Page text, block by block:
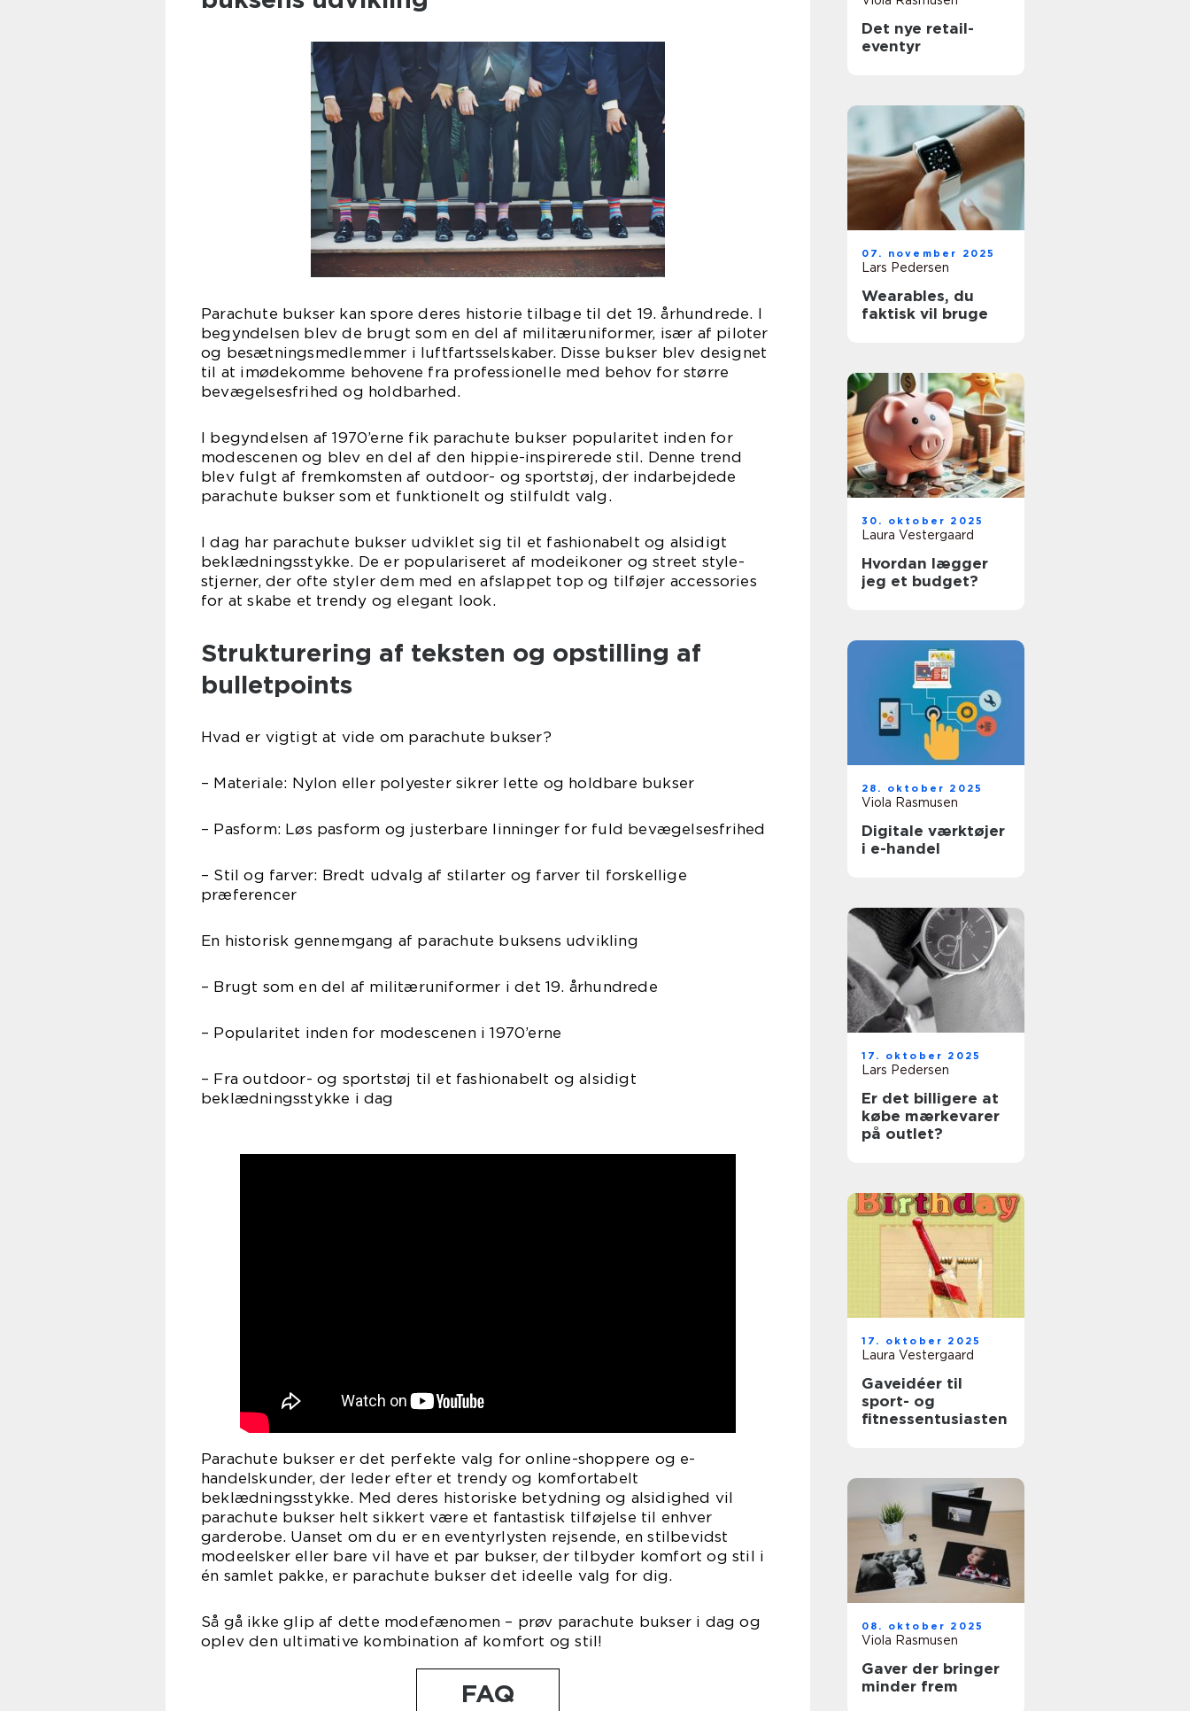
Parachute bukser kan spore deres historie tilbage til det 19. århundrede. I
begyndelsen blev de brugt som en del af militæruniformer, især af piloter
og besætningsmedlemmer i luftfartsselskaber. Disse bukser blev designet
til at imødekomme behovene fra professionelle med behov for større
bevægelsesfrihed og holdbarhed.
I begyndelsen af 1970’erne fik parachute bukser popularitet inden for
modescenen og blev en del af den hippie-inspirerede stil. Denne trend
blev fulgt af fremkomsten af outdoor- og sportstøj, der indarbejdede
parachute bukser som et funktionelt og stilfuldt valg.
I dag har parachute bukser udviklet sig til et fashionabelt og alsidigt
beklædningsstykke. De er populariseret af modeikoner og street style-
stjerner, der ofte styler dem med en afslappet top og tilføjer accessories
for at skabe et trendy og elegant look.
Strukturering af teksten og opstilling af
bulletpoints
Hvad er vigtigt at vide om parachute bukser?
– Materiale: Nylon eller polyester sikrer lette og holdbare bukser
– Pasform: Løs pasform og justerbare linninger for fuld bevægelsesfrihed
– Stil og farver: Bredt udvalg af stilarter og farver til forskellige
præferencer
En historisk gennemgang af parachute buksens udvikling
– Brugt som en del af militæruniformer i det 19. århundrede
– Popularitet inden for modescenen i 1970’erne
– Fra outdoor- og sportstøj til et fashionabelt og alsidigt
beklædningsstykke i dag
Parachute bukser er det perfekte valg for online-shoppere og e-
handelskunder, der leder efter et trendy og komfortabelt
beklædningsstykke. Med deres historiske betydning og alsidighed vil
parachute bukser helt sikkert være et fantastisk tilføjelse til enhver
garderobe. Uanset om du er en eventyrlysten rejsende, en stilbevidst
modeelsker eller bare vil have et par bukser, der tilbyder komfort og stil i
én samlet pakke, er parachute bukser det ideelle valg for dig.
Så gå ikke glip af dette modefænomen – prøv parachute bukser i dag og
oplev den ultimative kombination af komfort og stil!
FAQ
Det nye retail-
eventyr
07. november 2025
Lars Pedersen
Wearables, du
faktisk vil bruge
30. oktober 2025
Laura Vestergaard
Hvordan lægger
jeg et budget?
28. oktober 2025
Viola Rasmusen
Digitale værktøjer
i e-handel
17. oktober 2025
Lars Pedersen
Er det billigere at
købe mærkevarer
på outlet?
17. oktober 2025
Laura Vestergaard
Gaveidéer til
sport- og
fitnessentusiasten
08. oktober 2025
Viola Rasmusen
Gaver der bringer
minder frem